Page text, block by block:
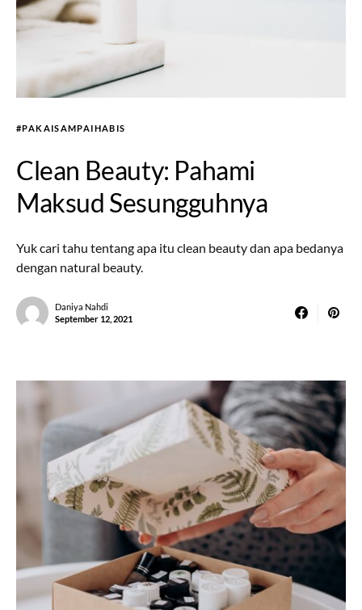
#PAKAISAMPAIHABIS
Clean Beauty: Pahami
Maksud Sesungguhnya
Yuk cari tahu tentang apa itu clean beauty dan apa bedanya
dengan natural beauty.
Daniya Nahdi
September 12, 2021